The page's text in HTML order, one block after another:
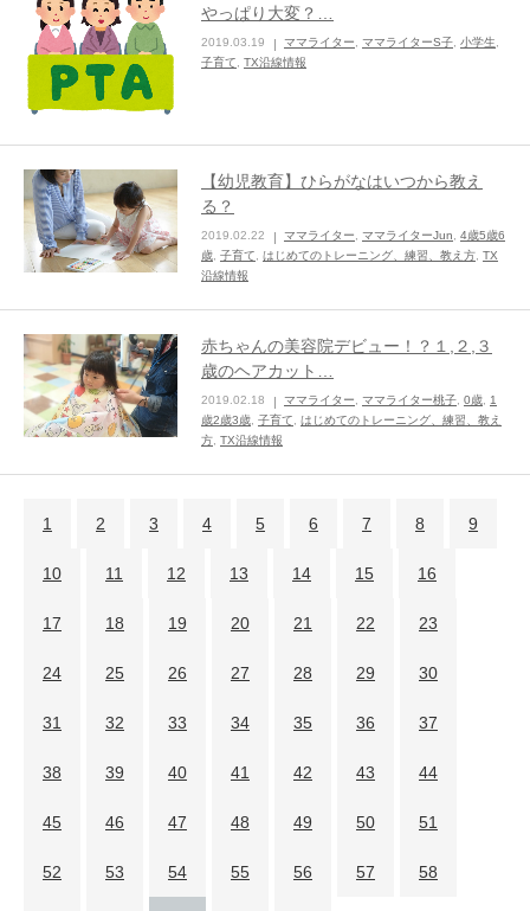
やっぱり大変？…
2019.03.19 ママライター, ママライターS子, 小学生,
子育て, TX沿線情報
【幼児教育】ひらがなはいつから教え
る？
2019.02.22 ママライター, ママライターJun, 4歳5歳6
歳, 子育て, はじめてのトレーニング、練習、教え方, TX
沿線情報
赤ちゃんの美容院デビュー！？１,２,３
歳のヘアカット…
2019.02.18 ママライター, ママライター桃子, 0歳, 1
歳2歳3歳, 子育て, はじめてのトレーニング、練習、教え
方, TX沿線情報
1 2 3 4 5 6 7 8 9
10 11 12 13 14 15 16
17 18 19 20 21 22 23
24 25 26 27 28 29 30
31 32 33 34 35 36 37
38 39 40 41 42 43 44
45 46 47 48 49 50 51
52 53 54 55 56 57 58